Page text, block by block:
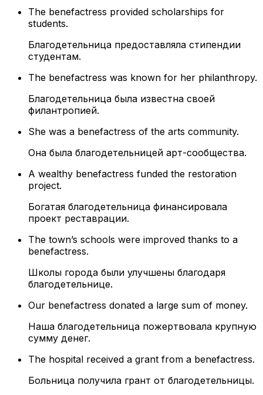
The benefactress provided scholarships for
students.
Благодетельница предоставляла стипендии
студентам.
The benefactress was known for her philanthropy.
Благодетельница была известна своей
филантропией.
She was a benefactress of the arts community.
Она была благодетельницей арт-сообщества.
A wealthy benefactress funded the restoration
project.
Богатая благодетельница финансировала
проект реставрации.
The town’s schools were improved thanks to a
benefactress.
Школы города были улучшены благодаря
благодетельнице.
Our benefactress donated a large sum of money.
Наша благодетельница пожертвовала крупную
сумму денег.
The hospital received a grant from a benefactress.
Больница получила грант от благодетельницы.